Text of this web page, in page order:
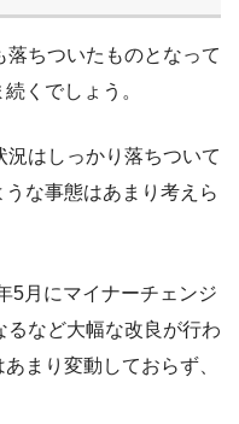
ちついたものとなって
くでしょう。
はしっかり落ちついて
な事態はあまり考えら
5月にマイナーチェンジ
など大幅な改良が行わ
まり変動しておらず、